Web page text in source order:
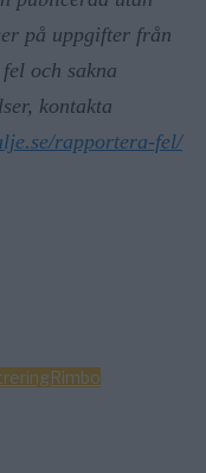
på uppgifter från
och sakna
kontakta
rapportera-fel/
Rimbo